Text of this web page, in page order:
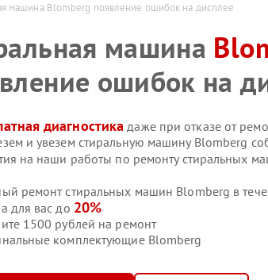
машина Blomberg появление ошибок на дисплее
машина
ошибок на
диагностика даже при отказе от
и увезем стиральную машину Blomberg
на наши работы по ремонту стиральных
ремонт стиральных машин Blomberg в
для вас до 20%
1500 рублей на ремонт
комплектующие Blomberg